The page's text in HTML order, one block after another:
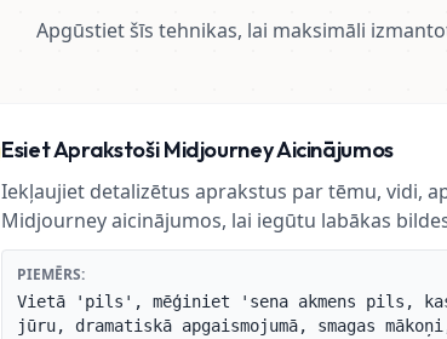
Apgūstiet šīs tehnikas, lai maksimāli
Esiet Aprakstoši Midjourney Aicinājumos
Iekļaujiet detalizētus aprakstus par tēmu, vidi,
Midjourney aicinājumos, lai iegūtu labākas
PIEMĒRS:
Vietā 'pils', mēģiniet 'sena akmens pils,
jūru, dramatiskā apgaismojumā, smagas